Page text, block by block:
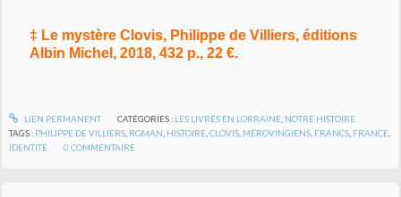
‡ Le mystère Clovis, Philippe de Villiers, éditions
Albin Michel, 2018, 432 p., 22 €.
LIEN PERMANENT CATÉGORIES : LES LIVRES EN LORRAINE, NOTRE HISTOIRE
TAGS : PHILIPPE DE VILLIERS ROMAN HISTOIRE ,CLOVIS MÉROVINGIENS FRANCS FRANCE
IDENTITÉ
0 COMMENTAIRE